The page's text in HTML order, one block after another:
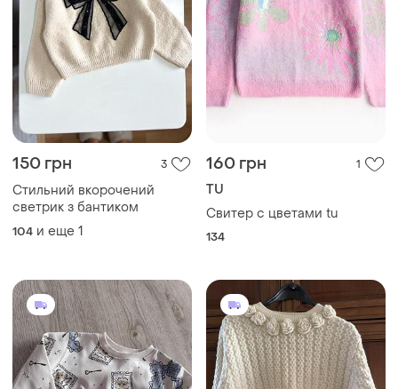
150 грн 3
Стильний вкорочений
светрик з бантиком
104 и еще 1
160 грн 1
TU
Свитер с цветами tu
134